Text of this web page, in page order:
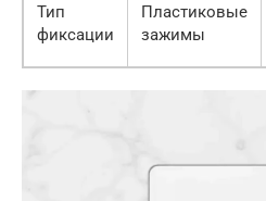
Тип
фиксации
Пластиковые
зажимы